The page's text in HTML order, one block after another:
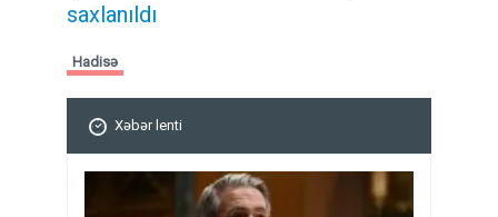
saxlanıldı
Hadisə
Xəbər lenti